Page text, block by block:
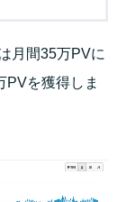
月間35万PVに
PVを獲得しま